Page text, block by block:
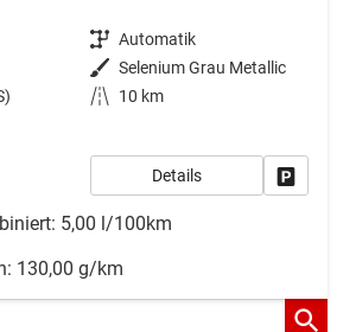
Getriebe Automatik
Außenfarbe Selenium Grau Metallic
Kilometerstand
10 km
Details
5,00 l/100km
130,00 g/km